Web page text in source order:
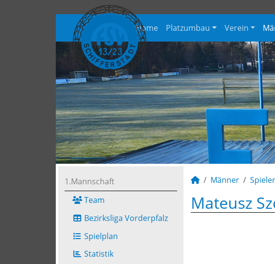
Home Platzumbau Verein
1.Mannschaft
Team
Bezirksliga Vorderpfalz
Spielplan
Statistik
Männer
Mateusz